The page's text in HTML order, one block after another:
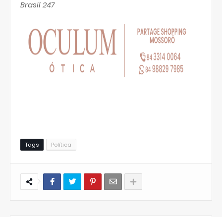
Brasil 247
Tags Política